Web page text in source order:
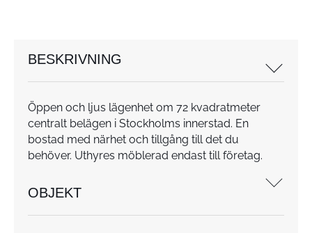
BESKRIVNING
Öppen och ljus lägenhet om 72 kvadratmeter
centralt belägen i Stockholms innerstad. En
bostad med närhet och tillgång till det du
behöver. Uthyres möblerad endast till företag.
OBJEKT